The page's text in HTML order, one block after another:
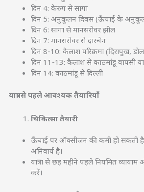
दिन 4: केरुंग से सागा
दिन 5: अनुकूलन दिवस (ऊँचाई के अनुकूल
दिन 6: सागा से मानसरोवर झील
दिन 7: मानसरोवर से दारचेन
दिन 8-10: कैलाश परिक्रमा (दिरापुख,
दिन 11-13: कैलाश से काठमांडू वापसी
दिन 14: काठमांडू से दिल्ली
यात्रा से पहले आवश्यक तैयारियाँ
चिकित्सा तैयारी
ऊँचाई पर ऑक्सीजन की कमी हो सकती
अनिवार्य है।
यात्रा से छह महीने पहले नियमित
करें।